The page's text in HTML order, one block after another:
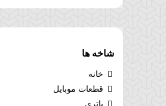
شاخه ها
خانه
قطعات موبایل
باتری